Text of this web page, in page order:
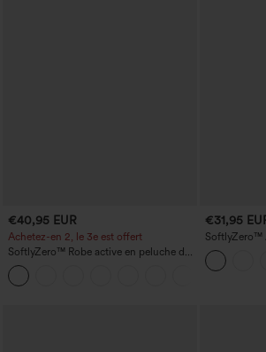
€40,95 EUR
Achetez-en 2, le 3e est offert
SoftlyZero™ Robe active en peluche dos
nu — Édition Hyper Facile
€31,95
SoftlyZero™
taille haute,
poches